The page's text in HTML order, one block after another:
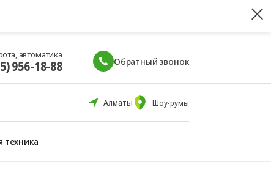
автоматика
956-18-88 Обратный звонок
Алматы Шоу-румы
техника